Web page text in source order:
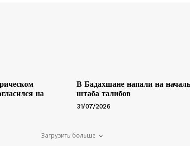
на
В Бадахшане напали на
штаба талибов
31/07/2026
Загрузить больше